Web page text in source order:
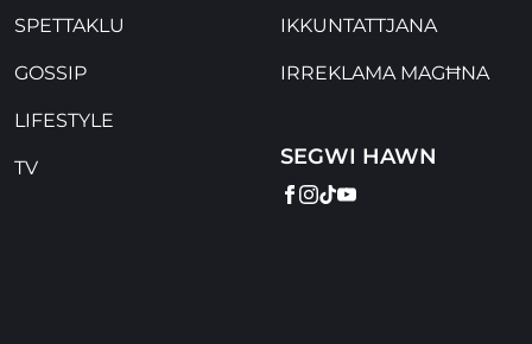
SPETTAKLU
GOSSIP
LIFESTYLE
TV
IKKUNTATTJANA
IRREKLAMA MAGĦNA
SEGWI HAWN
FACEBOOK
INSTAGRAM
TIKTOK
YOUTUBE